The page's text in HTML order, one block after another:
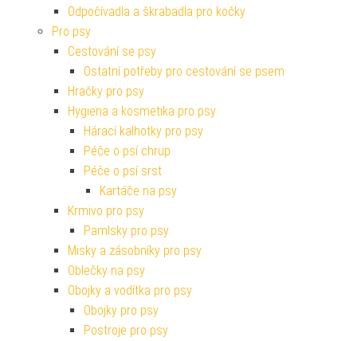
Odpočívadla a škrabadla pro kočky
Pro psy
Cestování se psy
Ostatní potřeby pro cestování se psem
Hračky pro psy
Hygiena a kosmetika pro psy
Hárací kalhotky pro psy
Péče o psí chrup
Péče o psí srst
Kartáče na psy
Krmivo pro psy
Pamlsky pro psy
Misky a zásobníky pro psy
Oblečky na psy
Obojky a vodítka pro psy
Obojky pro psy
Postroje pro psy